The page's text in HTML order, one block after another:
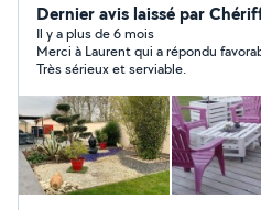
Dernier avis laissé par
Il y a plus de 6 mois
Merci à Laurent qui a répondu
Très sérieux et serviable.